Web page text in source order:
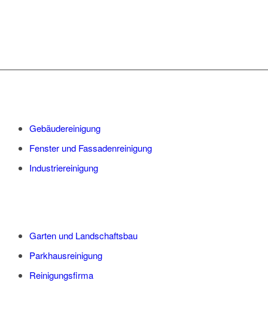
Gebäudereinigung
Fenster und Fassadenreinigung
Industriereinigung
Garten und Landschaftsbau
Parkhausreinigung
Reinigungsfirma